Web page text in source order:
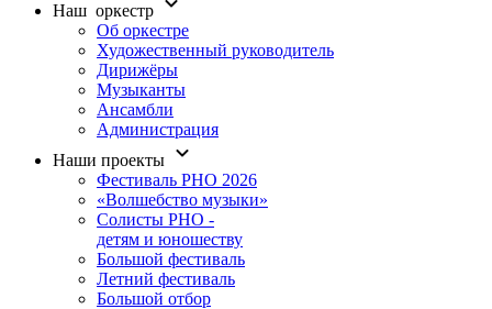
Наш оркестр
Об оркестре
Художественный руководитель
Дирижёры
Музыканты
Ансамбли
Администрация
Наши проекты
Фестиваль РНО 2026
«Волшебство музыки»
Солисты РНО -
детям и юношеству
Большой фестиваль
Летний фестиваль
Большой отбор